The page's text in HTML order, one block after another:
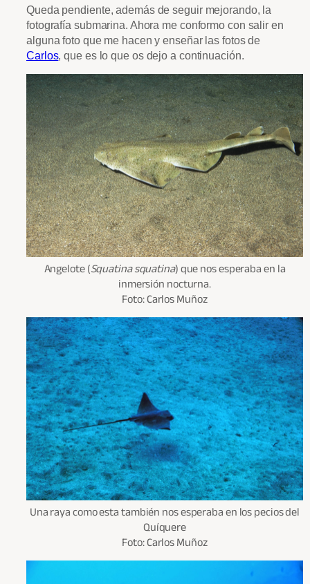
Queda pendiente, además de seguir mejorando, la
fotografía submarina. Ahora me conformo con salir en
alguna foto que me hacen y enseñar las fotos de
Carlos, que es lo que os dejo a continuación.
Angelote (Squatina squatina) que nos esperaba en la
inmersión nocturna.
Foto: Carlos Muñoz
Una raya como esta también nos esperaba en los pecios del
Quíquere
Foto: Carlos Muñoz